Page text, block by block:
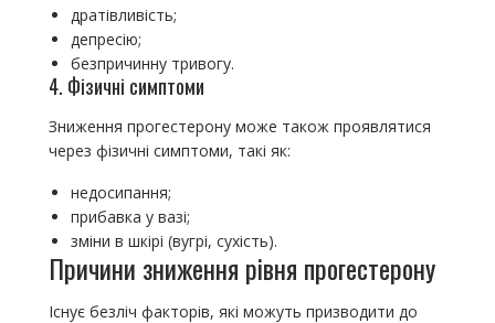
дратівливість;
депресію;
безпричинну тривогу.
4. Фізичні симптоми
Зниження прогестерону може також проявлятися
через фізичні симптоми, такі як:
недосипання;
прибавка у вазі;
зміни в шкірі (вугрі, сухість).
Причини зниження рівня прогестерону
Існує безліч факторів, які можуть призводити до